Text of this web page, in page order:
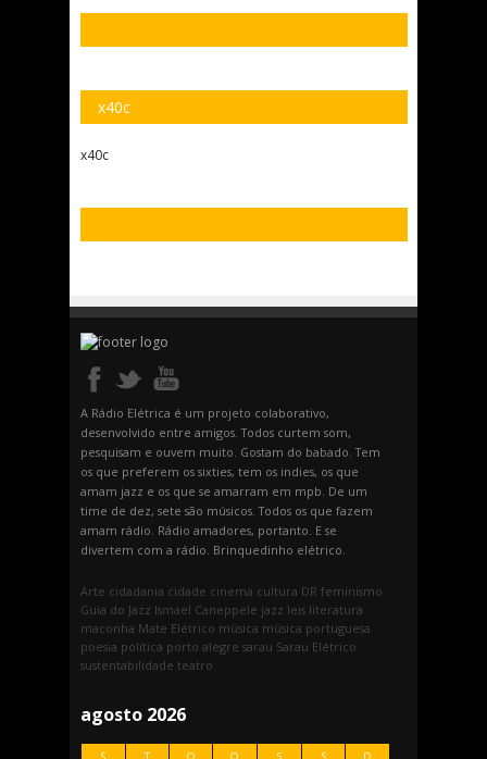
x40c
x40c
A Rádio Elétrica é um projeto colaborativo,
desenvolvido entre amigos. Todos curtem som,
pesquisam e ouvem muito. Gostam do babado. Tem
os que preferem os sixties, tem os indies, os que
amam jazz e os que se amarram em mpb. De um
time de dez, sete são músicos. Todos os que fazem
amam rádio. Rádio amadores, portanto. E se
divertem com a rádio. Brinquedinho elétrico.
Arte cidadania cidade cinema cultura DR feminismo
Guia do Jazz Ismael Caneppele jazz leis literatura
maconha Mate Elétrico música música portuguesa
poesia política porto alegre sarau Sarau Elétrico
sustentabilidade teatro
agosto 2026